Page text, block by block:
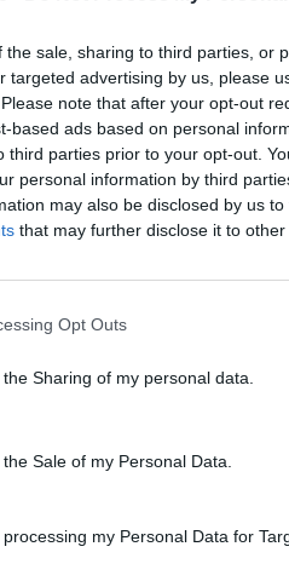
the sale, sharing to third parties, or
targeted advertising by us, please
note that after your opt-out
based ads based on personal
third parties prior to your opt-out.
personal information by third
may also be disclosed by us
that may further disclose it to other
Opt Outs
Sharing of my personal data.
Sale of my Personal Data.
my Personal Data for
ad